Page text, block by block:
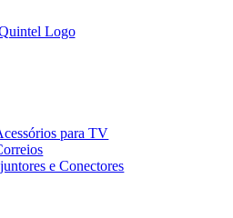
para TV
e Conectores